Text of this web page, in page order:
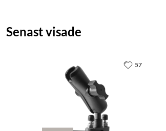
Senast visade
57